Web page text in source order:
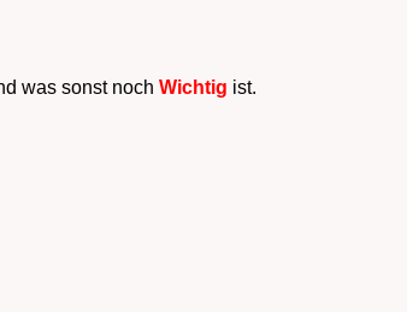
was sonst noch Wichtig ist.